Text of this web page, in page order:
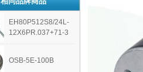
EH80P512S8/24L-
12X6PR.037+71-3
OSB-5E-100B